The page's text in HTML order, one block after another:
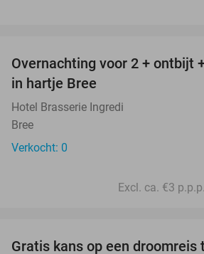
TODAY
Overnachting voor 2 + ontbijt
in hartje Bree
Hotel Brasserie Ingredi
Bree
Verkocht: 0
Excl. ca. €3
Gratis kans op een droomreis